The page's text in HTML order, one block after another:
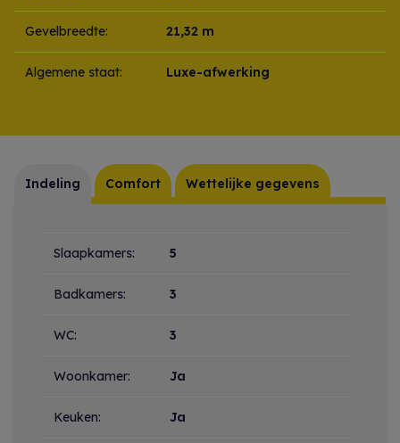
Gevelbreedte: 21,32 m
Algemene staat: Luxe-afwerking
Indeling Comfort Wettelijke gegevens
Indeling
Slaapkamers: 5
Badkamers: 3
WC: 3
Woonkamer: Ja
Keuken: Ja